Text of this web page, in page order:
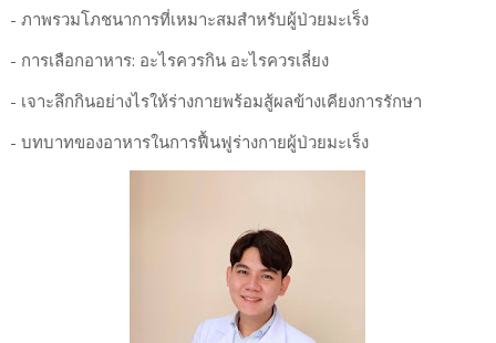
- ภาพรวมโภชนาการที่เหมาะสมสำหรับผู้ป่วยมะเร็ง
- การเลือกอาหาร: อะไรควรกิน อะไรควรเลี่ยง
- เจาะลึกกินอย่างไรให้ร่างกายพร้อมสู้ผลข้างเคียงการรักษา
- บทบาทของอาหารในการฟื้นฟูร่างกายผู้ป่วยมะเร็ง